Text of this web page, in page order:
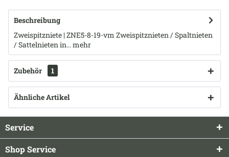
Beschreibung
Zweispitzniete | ZNE5-8-19-vm Zweispitznieten / Spaltnieten
/ Sattelnieten in...mehr
Zubehör 1
Ähnliche Artikel
Service
Shop Service